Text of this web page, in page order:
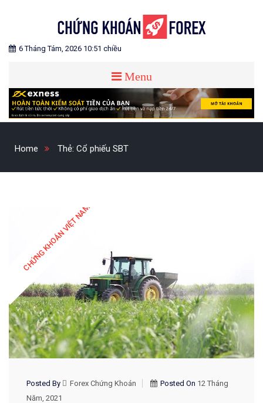
CHỨNG KHOÁN FOREX
Blog chia sẻ về Chứng Khoán và Forex
6 Tháng Tám, 2026 10:51 chiều
Menu
Home Thẻ: Cổ phiếu SBT
CHỨNG KHOÁN VIỆT NAM
Posted By Forex Chứng Khoán Posted On 12 Tháng
Năm, 2021